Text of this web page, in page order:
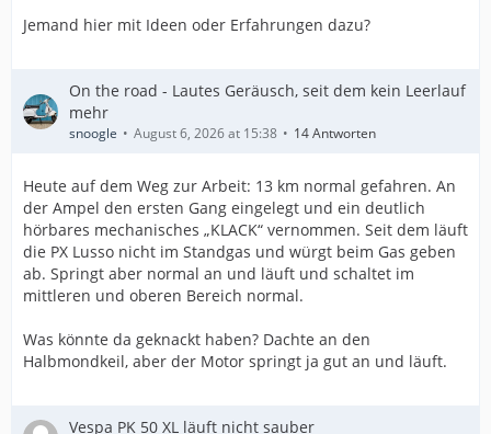
Jemand hier mit Ideen oder Erfahrungen dazu?
On the road - Lautes Geräusch, seit dem kein Leerlauf
mehr
snoogle August 6, 2026 at 15:38 14 Antworten
Heute auf dem Weg zur Arbeit: 13 km normal gefahren. An
der Ampel den ersten Gang eingelegt und ein deutlich
hörbares mechanisches „KLACK“ vernommen. Seit dem läuft
die PX Lusso nicht im Standgas und würgt beim Gas geben
ab. Springt aber normal an und läuft und schaltet im
mittleren und oberen Bereich normal.
Was könnte da geknackt haben? Dachte an den
Halbmondkeil, aber der Motor springt ja gut an und läuft.
Vespa PK 50 XL läuft nicht sauber